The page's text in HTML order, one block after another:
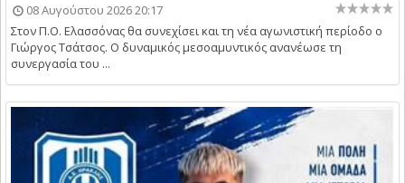
08 Αυγούστου 2026 20:17
Στον Π.Ο. Ελασσόνας θα συνεχίσει και τη νέα αγωνιστική περίοδο ο
Γιώργος Τσάτσος. Ο δυναμικός μεσοαμυντικός ανανέωσε τη
συνεργασία του ...